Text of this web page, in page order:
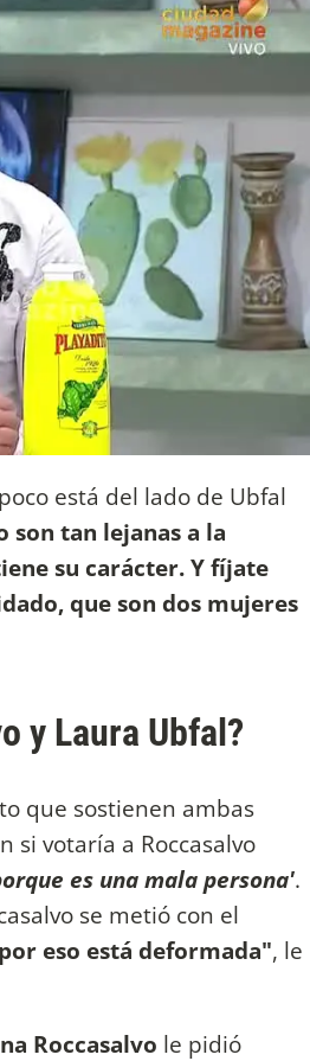
está del lado de Ubfal
son tan lejanas a la
su carácter. Y fíjate
que son dos mujeres
y Laura Ubfal?
que sostienen ambas
si votaría a Roccasalvo
es una mala persona'.
se metió con el
eso está deformada", le
Roccasalvo le pidió